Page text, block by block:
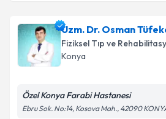
kapsamda işlenmesini kabul
Uzm. Dr. Zafer Özeriçin
oluşturun. Size bu uzmandan
takvim hazırlandığında e-posta
Uzm. Dr. Osman
Fiziksel Tıp ve
Konya
Özel Konya Farabi Hastanesi
Ebru Sok. No:14, Kosova Mah., 42090